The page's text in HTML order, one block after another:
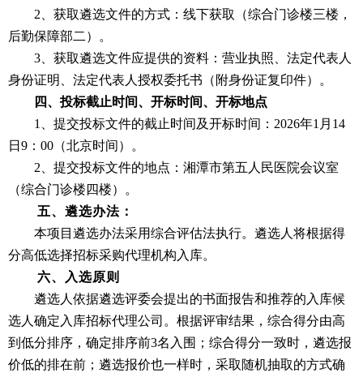
2 、获取遴选文件的方式 ： 线下获取
（综合门诊楼三楼，
后勤保障部二）
。
3
获取遴选文件应提供的资料： 营业执照
法定代表人
身份证明、法定代表人 授权委托书（附身份证复印件）。
四、投标截止时间、开标时间、开标地点
1
提交投标文件的截止时间 及开标时间： 2026年1 月 14
日 9 ： 00 （北京时间）
。
2
提交投标文件的地点： 湘潭市第五人民医院会议室
（综合门诊楼四楼）
。
五、遴选办法：
本项目遴选办法采用综合评估法执行。遴选人将根据得
分高低选择招标采购代理机构入库。
六、入选原则
遴选人依据遴选评委会提出的书面报告和推荐的入库候
选人确定入库招标代理公司。根据评审结果，综合得分由高
到低分排序，确定排序前3名入围；综合得分一致时，遴选报
价低的排在前；遴选报价也一样时，采取随机抽取的方式确